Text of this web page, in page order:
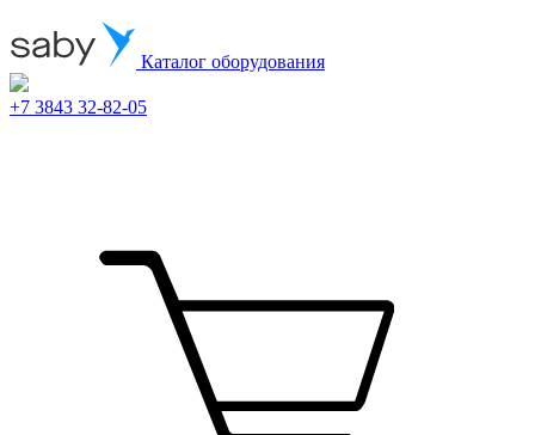
Каталог оборудования
+7 3843 32-82-05